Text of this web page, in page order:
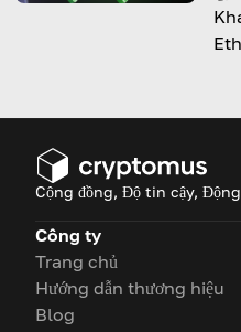
Cộng đồng, Độ tin cậy,
Công ty
Trang chủ
Hướng dẫn thương hiệu
Blog